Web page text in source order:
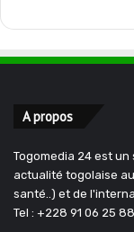
A propos
Togomedia 24 est
actualité togolaise
santé..) et de
Tel : +228 91 06 25 88